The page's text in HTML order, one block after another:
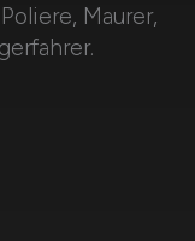
Maurer,